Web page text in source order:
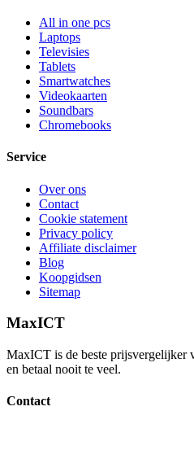
All in one pcs
Laptops
Televisies
Tablets
Smartwatches
Videokaarten
Soundbars
Chromebooks
Service
Over ons
Contact
Cookie statement
Privacy policy
Affiliate disclaimer
Blog
Koopgidsen
Sitemap
MaxICT
MaxICT is de beste prijsvergelijker
en betaal nooit te veel.
Contact